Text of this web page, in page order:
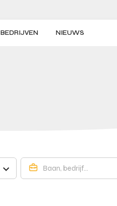
BEDRIJVEN NIEUWS